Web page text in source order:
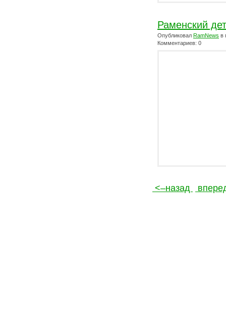
Раменский
Опубликовал RamNews в
Комментариев: 0
<–назад